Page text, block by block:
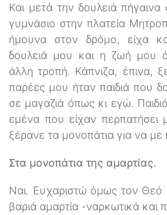
Και μετά την δουλειά
γυμνάσιο στην πλατεία
ήμουνα στον δρόμο, είχα
δουλειά μου και η ζωή μου
άλλη τροπή. Κάπνιζα, έπινα,
παρέες μου ήταν παιδιά που
σε μαγαζιά όπως κι εγώ.
εμένα που είχαν περπατήσει
ξέρανε τα μονοπάτια για να
Στα μονοπάτια της αμαρτίας.
Ναι. Ευχαριστώ όμως τον Θεό
βαριά αμαρτία -ναρκωτικά και